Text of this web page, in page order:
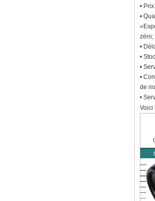
•
•
zéro;
•
•
•
•
de
•
Voici